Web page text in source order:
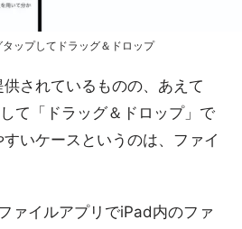
ップしてドラッグ＆ドロップ
されているものの、あえて
て「ドラッグ＆ドロップ」で
いケースというのは、ファイ
ァイルアプリでiPad内のファ